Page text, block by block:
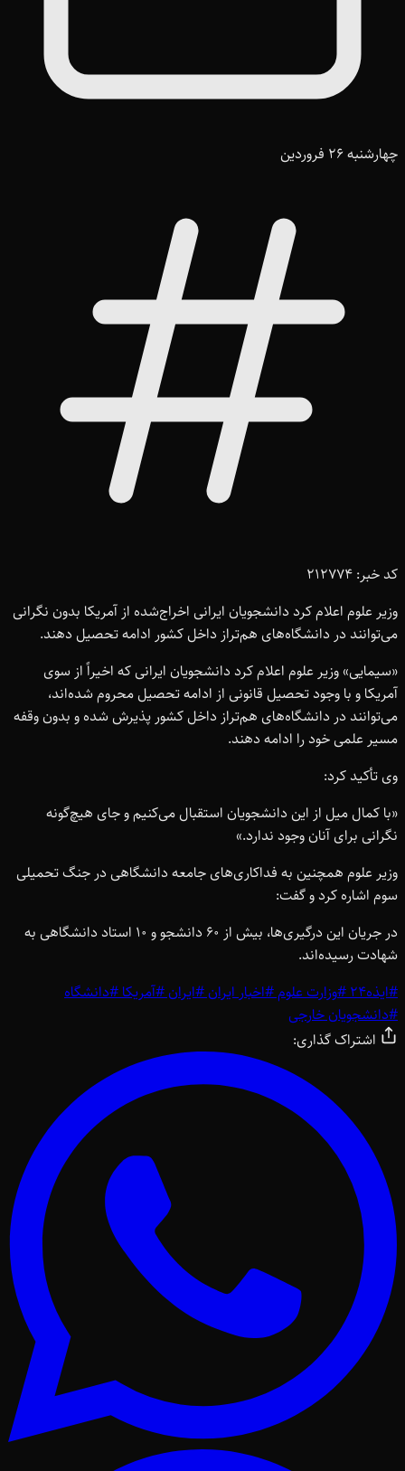
چهارشنبه 26 فروردین
کد خبر: 212774
وزیر علوم اعلام کرد دانشجویان ایرانی اخراج‌شده از آمریکا بدون نگرانی
می‌توانند در دانشگاه‌های هم‌تراز داخل کشور ادامه تحصیل دهند.
«سیمایی» وزیر علوم اعلام کرد دانشجویان ایرانی که اخیراً از سوی
آمریکا و با وجود تحصیل قانونی از ادامه تحصیل محروم شده‌اند،
می‌توانند در دانشگاه‌های هم‌تراز داخل کشور پذیرش شده و بدون وقفه
مسیر علمی خود را ادامه دهند.
وی تأکید کرد:
«با کمال میل از این دانشجویان استقبال می‌کنیم و جای هیچ‌گونه
نگرانی برای آنان وجود ندارد.»
وزیر علوم همچنین به فداکاری‌های جامعه دانشگاهی در جنگ تحمیلی
سوم اشاره کرد و گفت:
در جریان این درگیری‌ها، بیش از 60 دانشجو و 10 استاد دانشگاهی به
شهادت رسیده‌اند.
#ایذه24 #وزارت علوم#اخبار ایران#ایران#آمریکا#دانشگاه‌
#دانشجویان خارجی
اشتراک گذاری: